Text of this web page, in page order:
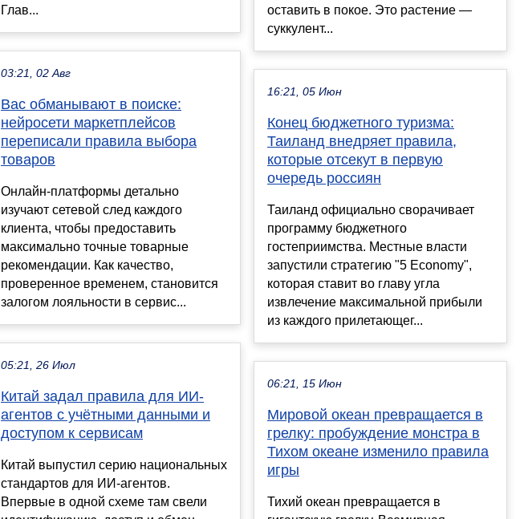
Глав...
03:21, 02 Авг
Вас обманывают в поиске:
нейросети маркетплейсов
переписали правила выбора
товаров
Онлайн-платформы детально
изучают сетевой след каждого
клиента, чтобы предоставить
максимально точные товарные
рекомендации. Как качество,
проверенное временем, становится
залогом лояльности в сервис...
05:21, 26 Июл
Китай задал правила для ИИ-
агентов с учётными данными и
доступом к сервисам
Китай выпустил серию национальных
стандартов для ИИ-агентов.
Впервые в одной схеме там свели
оставить в покое. Это растение —
суккулент...
16:21, 05 Июн
Конец бюджетного туризма:
Таиланд внедряет правила,
которые отсекут в первую
очередь россиян
Таиланд официально сворачивает
программу бюджетного
гостеприимства. Местные власти
запустили стратегию "5 Economy",
которая ставит во главу угла
извлечение максимальной прибыли
из каждого прилетающег...
06:21, 15 Июн
Мировой океан превращается в
грелку: пробуждение монстра в
Тихом океане изменило правила
игры
Тихий океан превращается в